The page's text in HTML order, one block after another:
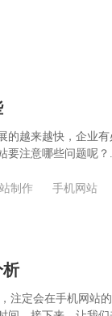
的越来越快，企业
要注意哪些问题呢？
制作 手机网站
析
注定会在手机网站